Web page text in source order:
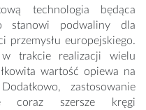
technologia będąca
stanowi podwaliny dla
przemysłu europejskiego.
trakcie realizacji wielu
wartość opiewa na
zastosowanie
coraz szersze kręgi